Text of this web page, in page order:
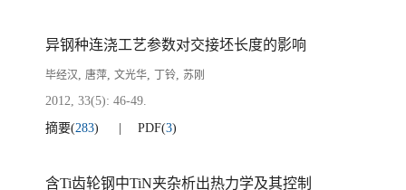
异钢种连浇工艺参数对交接坯长度的影响
毕经汉, 唐萍, 文光华, 丁铃, 苏刚
2012, 33(5): 46-49.
摘要(283) PDF(3)
含Ti齿轮钢中TiN夹杂析出热力学及其控制